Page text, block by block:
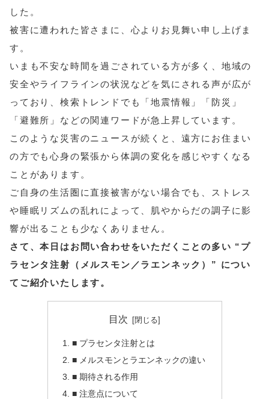
した。
被害に遭われた皆さまに、心よりお見舞い申し上げま
す。
いまも不安な時間を過ごされている方が多く、地域の
安全やライフラインの状況などを気にされる声が広が
っており、検索トレンドでも「地震情報」「防災」
「避難所」などの関連ワードが急上昇しています。
このような災害のニュースが続くと、遠方にお住まい
の方でも心身の緊張から体調の変化を感じやすくなる
ことがあります。
ご自身の生活圏に直接被害がない場合でも、ストレス
や睡眠リズムの乱れによって、肌やからだの調子に影
響が出ることも少なくありません。
さて、本日はお問い合わせをいただくことの多い “プ
ラセンタ注射（メルスモン／ラエンネック）” につい
てご紹介いたします。
目次
■ プラセンタ注射とは
■ メルスモンとラエンネックの違い
■ 期待される作用
■ 注意点について